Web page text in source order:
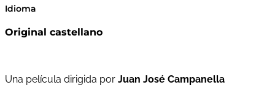
Idioma
Original castellano
Una película dirigida por Juan José Campanella